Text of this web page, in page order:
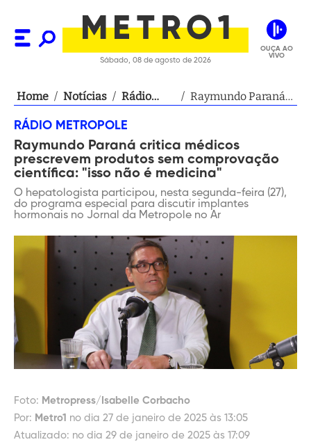
Sábado, 08 de agosto de 2026
OUÇA AO
VIVO
Home / Notícias / Rádio
/ Raymundo Paraná
produtos sem
comprovação
científica: "isso não
é medicina"
RÁDIO METROPOLE
Raymundo Paraná critica médicos
prescrevem produtos sem comprovação
científica: "isso não é medicina"
O hepatologista participou, nesta segunda-feira (27),
do programa especial para discutir implantes
hormonais no Jornal da Metropole no Ar
Foto: Metropress/Isabelle Corbacho
Por: Metro1 no dia 27 de janeiro de 2025 às 13:05
Atualizado: no dia 29 de janeiro de 2025 às 17:09